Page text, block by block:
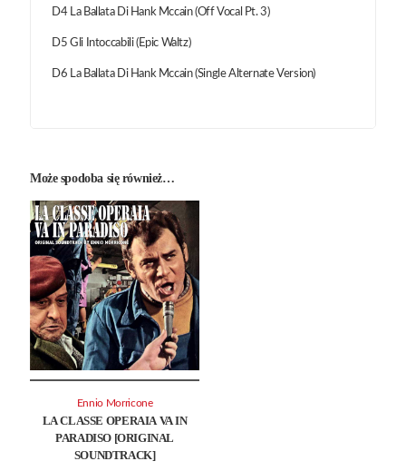
D4 La Ballata Di Hank Mccain (Off Vocal Pt. 3)
D5 Gli Intoccabili (Epic Waltz)
D6 La Ballata Di Hank Mccain (Single Alternate Version)
Może spodoba się również…
LA CLASSE OPERAIA VA IN
PARADISO [ORIGINAL
SOUNDTRACK]
Ennio Morricone